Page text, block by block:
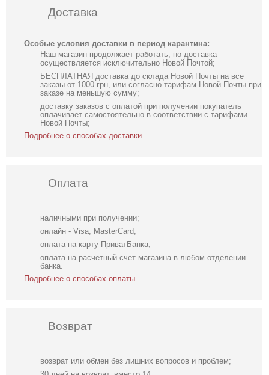
Доставка
Особые условия доставки в период карантина:
Наш магазин продолжает работать, но доставка
осуществляется исключительно Новой Почтой;
БЕСПЛАТНАЯ доставка до склада Новой Почты на все
заказы от 1000 грн, или согласно тарифам Новой Почты при
заказе на меньшую сумму;
доставку заказов с оплатой при получении покупатель
оплачивает самостоятельно в соответствии с тарифами
Новой Почты;
Подробнее о способах доставки
Оплата
наличными при получении;
онлайн - Visa, MasterCard;
оплата на карту ПриватБанка;
оплата на расчетный счет магазина в любом отделении
банка.
Подробнее о способах оплаты
Возврат
возврат или обмен без лишних вопросов и проблем;
Облегающее Свадебное белое